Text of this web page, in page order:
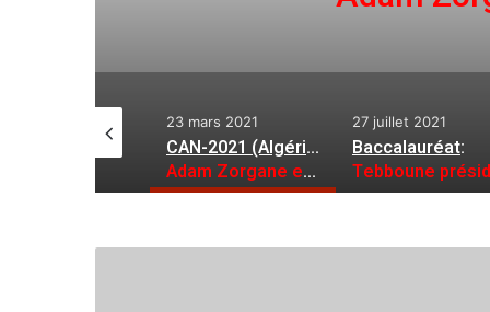
CAN-2021 (Algérie):
27 juillet 2021
Baccalauréat:
Tebboune préside la cérémonie de distinction des premiers lauréats
23 août 2021